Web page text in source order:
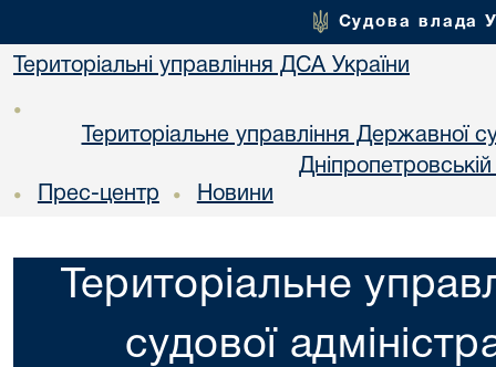
Судова влада
Територіальні управління ДСА України
•
Територіальне управління Державної
• Прес-центр • Новини
Територіальне
судової